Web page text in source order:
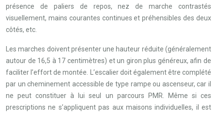
présence de paliers de repos, nez de marche contrastés
visuellement, mains courantes continues et préhensibles des deux
côtés, etc.
Les marches doivent présenter une hauteur réduite (généralement
autour de 16,5 à 17 centimètres) et un giron plus généreux, afin de
faciliter l’effort de montée. L’escalier doit également être complété
par un cheminement accessible de type rampe ou ascenseur, car il
ne peut constituer à lui seul un parcours PMR. Même si ces
prescriptions ne s’appliquent pas aux maisons individuelles, il est